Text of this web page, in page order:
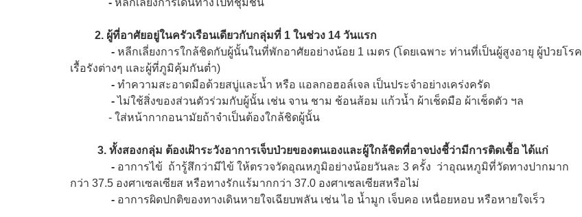
- หลีกเลี่ยงการเดินทางไปที่ชุมชน
2. ผู้ที่อาศัยอยู่ในครัวเรือนเดียวกับกลุ่มที่ 1 ในช่วง 14 วันแรก
- หลีกเลี่ยงการใกล้ชิดกับผู้นั้นในที่พักอาศัยอย่างน้อย 1 เมตร (โดยเฉพาะ ท่านที่เป็นผู้สูงอายุ ผู้ป่วยโรค
เรื้อรังต่างๆ และผู้ที่ภูมิคุ้มกันต่ำ)
- ทำความสะอาดมือด้วยสบู่และน้ำ หรือ แอลกอฮอล์เจล เป็นประจำอย่างเคร่งครัด
-ไม่ใช้สิ่งของส่วนตัวร่วมกับผู้นั้น เช่น จาน ชาม ช้อนส้อม แก้วน้ำ ผ้าเช็ดมือ ผ้าเช็ดตัว ฯล
- ใส่หน้ากากอนามัยถ้าจำเป็นต้องใกล้ชิดผู้นั้น
3. ทั้งสองกลุ่ม ต้องเฝ้าระวังอาการเจ็บป่วยของตนเองและผู้ใกล้ชิดที่อาจบ่งชี้ว่ามีการติดเชื้อ ได้แก่
- อาการไข้ ถ้ารู้สึกว่ามีไข้ ให้ตรวจวัดอุณหภูมิอย่างน้อยวันละ 3 ครั้ง ว่าอุณหภูมิที่วัดทางปากมาก
กว่า 37.5 องศาเซลเซียส หรือทางรักแร้มากกว่า 37.0 องศาเซลเซียสหรือไม่
- อาการผิดปกติของทางเดินหายใจเฉียบพลัน เช่น ไอ น้ำมูก เจ็บคอ เหนื่อยหอบ หรือหายใจเร็ว